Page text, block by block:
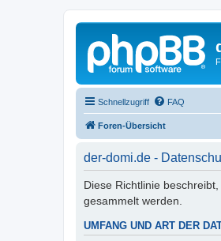
Schnellzugriff FAQ
Foren-Übersicht
der-domi.de -
Diese Richtlinie
gesammelt werden.
UMFANG UND ART DER